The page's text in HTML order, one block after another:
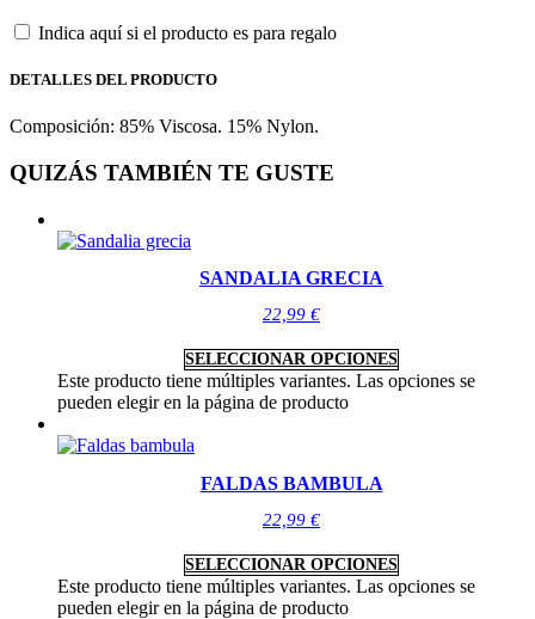
Indica aquí si el producto es para regalo
DETALLES DEL PRODUCTO
Composición: 85% Viscosa. 15% Nylon.
QUIZÁS TAMBIÉN TE GUSTE
SANDALIA GRECIA
22,99 €
SELECCIONAR OPCIONES
Este producto tiene múltiples variantes. Las opciones se
pueden elegir en la página de producto
FALDAS BAMBULA
22,99 €
SELECCIONAR OPCIONES
Este producto tiene múltiples variantes. Las opciones se
pueden elegir en la página de producto